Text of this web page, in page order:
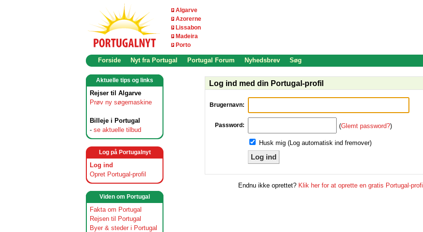
Algarve
Azorerne
Lissabon
Madeira
Porto
Forside Nyt fra Portugal Portugal Forum Nyhedsbrev Søg
Aktuelle tips og links
Rejser til Algarve
Prøv ny søgemaskine
Billeje i Portugal
- se aktuelle tilbud
Log på Portugalnyt
Log ind
Opret Portugal-profil
Viden om Portugal
Fakta om Portugal
Rejsen til Portugal
Byer & steder i Portugal
Log ind med din Portugal-profil
Brugernavn:
Password: (Glemt password?)
Husk mig (Log automatisk ind fremover)
Log ind
Endnu ikke oprettet? Klik her for at oprette en gratis Portugal-profil